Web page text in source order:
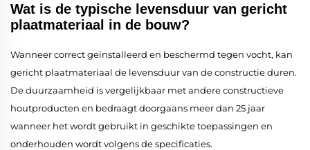
Wat is de typische levensduur van gericht
plaatmateriaal in de bouw?
Wanneer correct geïnstalleerd en beschermd tegen vocht, kan
gericht plaatmateriaal de levensduur van de constructie duren.
De duurzaamheid is vergelijkbaar met andere constructieve
houtproducten en bedraagt doorgaans meer dan 25 jaar
wanneer het wordt gebruikt in geschikte toepassingen en
onderhouden wordt volgens de specificaties.